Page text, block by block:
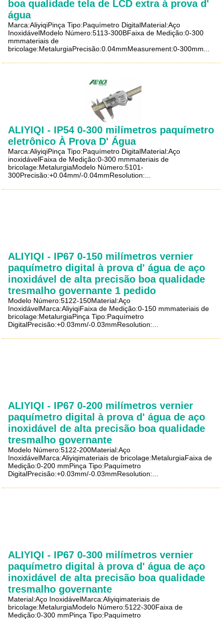
boa qualidade tela de LCD extra à prova d'
água
Marca:AliyiqiPinça Tipo:Paquímetro DigitalMaterial:Aço
InoxidávelModelo Número:5113-300BFaixa de Medição:0-300
mmmateriais de
bricolage:MetalurgiaPrecisão:0.04mmMeasurement:0-300mm...
ALIYIQI - IP54 0-300 milímetros paquímetro
eletrônico À Prova D' Água
Marca:AliyiqiPinça Tipo:Paquímetro DigitalMaterial:Aço
inoxidávelFaixa de Medição:0-300 mmmateriais de
bricolage:MetalurgiaModelo Número:5101-
300Precisão:+0.04mm/-0.04mmResolution:...
ALIYIQI - IP67 0-150 milímetros vernier
paquímetro digital à prova d' água de aço
inoxidável de alta precisão boa qualidade
tresmalho governante 1 pedido
Modelo Número:5122-150Material:Aço
InoxidávelMarca:AliyiqiFaixa de Medição:0-150 mmmateriais de
bricolage:MetalurgiaPinça Tipo:Paquímetro
DigitalPrecisão:+0.03mm/-0.03mmResolution:...
ALIYIQI - IP67 0-200 milímetros vernier
paquímetro digital à prova d' água de aço
inoxidável de alta precisão boa qualidade
tresmalho governante
Modelo Número:5122-200Material:Aço
InoxidávelMarca:Aliyiqimateriais de bricolage:MetalurgiaFaixa de
Medição:0-200 mmPinça Tipo:Paquímetro
DigitalPrecisão:+0.03mm/-0.03mmResolution:...
ALIYIQI - IP67 0-300 milímetros vernier
paquímetro digital à prova d' água de aço
inoxidável de alta precisão boa qualidade
tresmalho governante
Material:Aço InoxidávelMarca:Aliyiqimateriais de
bricolage:MetalurgiaModelo Número:5122-300Faixa de
Medição:0-300 mmPinça Tipo:Paquímetro